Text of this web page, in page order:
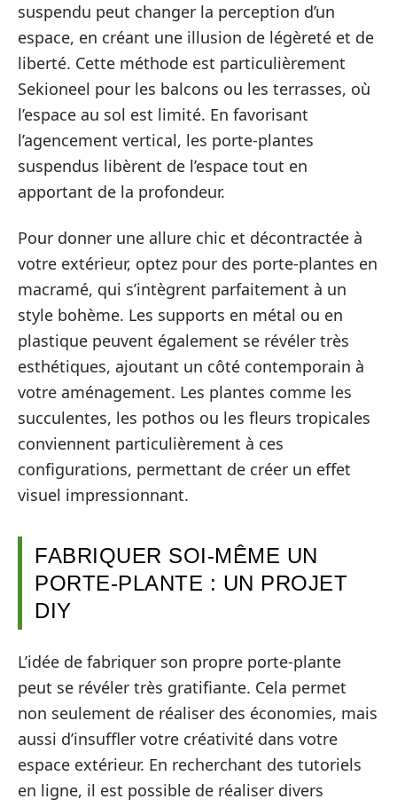
suspendu peut changer la perception d’un
espace, en créant une illusion de légèreté et de
liberté. Cette méthode est particulièrement
Sekioneel pour les balcons ou les terrasses, où
l’espace au sol est limité. En favorisant
l’agencement vertical, les porte-plantes
suspendus libèrent de l’espace tout en
apportant de la profondeur.
Pour donner une allure chic et décontractée à
votre extérieur, optez pour des porte-plantes en
macramé, qui s’intègrent parfaitement à un
style bohème. Les supports en métal ou en
plastique peuvent également se révéler très
esthétiques, ajoutant un côté contemporain à
votre aménagement. Les plantes comme les
succulentes, les pothos ou les fleurs tropicales
conviennent particulièrement à ces
configurations, permettant de créer un effet
visuel impressionnant.
FABRIQUER SOI-MÊME UN
PORTE-PLANTE : UN PROJET
DIY
L’idée de fabriquer son propre porte-plante
peut se révéler très gratifiante. Cela permet
non seulement de réaliser des économies, mais
aussi d’insuffler votre créativité dans votre
espace extérieur. En recherchant des tutoriels
en ligne, il est possible de réaliser divers